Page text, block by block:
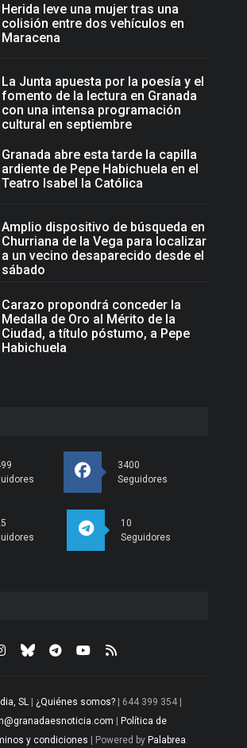
Herida leve una mujer tras una
colisión entre dos vehículos en
Maracena
La Junta apuesta por la poesía y el
fomento de la lectura en Granada
con una intensa programación
cultural en septiembre
Granada abre esta tarde la capilla
ardiente de Pepe Habichuela en el
Teatro Isabel la Católica
Amplio dispositivo de búsqueda en
Churriana de la Vega para localizar
a un vecino desaparecido desde el
sábado
Carazo propondrá conceder la
Medalla de Oro al Mérito de la
Ciudad, a título póstumo, a Pepe
Habichuela
3400
Seguidores
10
Seguidores
SL | ¿Quiénes somos? | 644 399 354 |
| Política de
y condiciones | Powered by Palabrea